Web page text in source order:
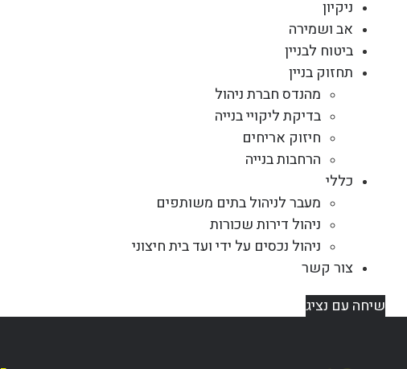
ניקיון
אב ושמירה
ביטוח לבניין
תחזוק בניין
מהנדס חברת ניהול
בדיקת ליקויי בנייה
חיזוק אריחים
הרחבות בנייה
כללי
מעבר לניהול בתים משותפים
ניהול דירות שכורות
ניהול נכסים על ידי ועד בית חיצוני
צור קשר
שיחה עם נציג